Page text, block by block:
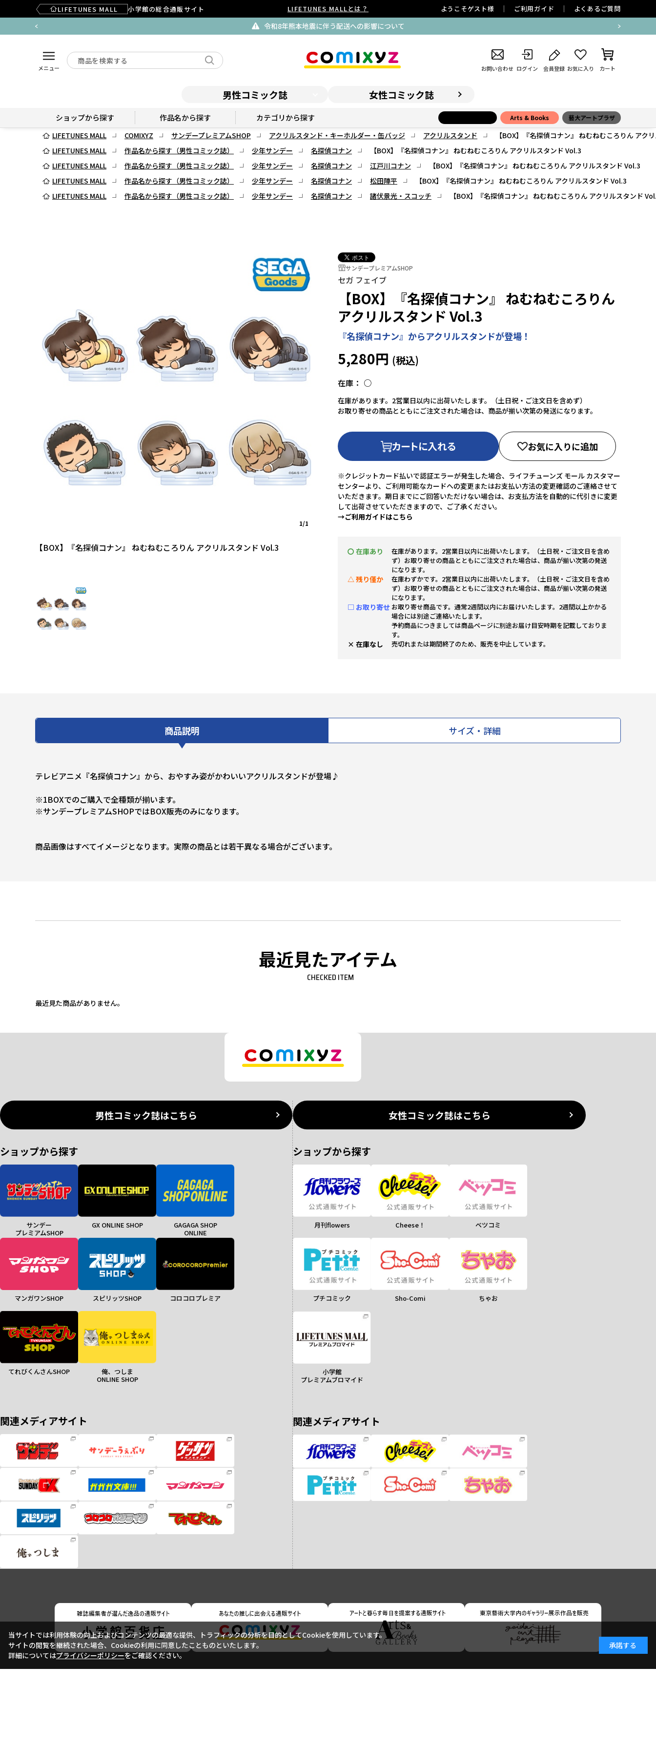
LIFETUNES MALL 小学館の総合通販サイト LIFETUNES MALLとは？ ようこそゲスト様 ご利用ガイド よくあるご質問
令和8年熊本地震に伴う配送への影響について
メニュー お問い合わせ ログイン 会員登録 お気に入り カート
男性コミック誌 女性コミック誌
ショップから探す 作品名から探す カテゴリから探す Arts & Books 藝大アートプラザ
LIFETUNES MALL COMIXYZ サンデープレミアムSHOP アクリルスタンド・キーホルダー・缶バッジ アクリルスタンド
【BOX】『名探偵コナン』 ねむねむころりん アク
LIFETUNES MALL
作品名から探す（男性コミック誌） 少年サンデー 名探偵コナン
【BOX】『名探偵コナン』 ねむねむころりん アクリルスタンド Vol.3
LIFETUNES MALL
作品名から探す（男性コミック誌） 少年サンデー 名探偵コナン 江戸川コナン
【BOX】『名探偵コナン』 ねむねむころりん アクリルスタンド Vol.3
LIFETUNES MALL
作品名から探す（男性コミック誌） 少年サンデー 名探偵コナン 松田陣平
【BOX】『名探偵コナン』 ねむねむころりん アクリルスタンド Vol.3
LIFETUNES MALL
作品名から探す（男性コミック誌） 少年サンデー 名探偵コナン 諸伏景光・スコッチ 【BOX】『名探偵コナン』 ねむねむころりん アクリルスタンド
サンデープレミアムSHOP
【BOX】『名探偵コナン』 ねむねむころりん アクリルスタンド Vol.3
1/1
サンデープレミアムSHOP
セガ フェイブ
【BOX】『名探偵コナン』 ねむねむころりん
アクリルスタンド Vol.3
『名探偵コナン』からアクリルスタンドが登場！
5,280円
在庫： ○
在庫があります。2営業日以内に出荷いたします。（土日祝・ご注文日を含めず）
お取り寄せの商品とともにご注文された場合は、商品が揃い次第の発送になります。
カートに入れる お気に入りに追加
※クレジットカード払いで認証エラーが発生した場合、ライフチューンズ モール カスタマー
センターより、ご利用可能なカードへの変更またはお支払い方法の変更確認のご連絡させて
いただきます。期日までにご回答いただけない場合は、お支払方法を自動的に代引きに変更
して出荷させていただきますので、ご了承ください。
→ご利用ガイドはこちら
〇 在庫あり
在庫があります。2営業日以内に出荷いたします。（土日祝・ご注文日を含め
ず）お取り寄せの商品とともにご注文された場合は、商品が揃い次第の発送
になります。
△ 残り僅か
在庫わずかです。2営業日以内に出荷いたします。（土日祝・ご注文日を含め
ず）お取り寄せの商品とともにご注文された場合は、商品が揃い次第の発送
になります。
□ お取り寄せ お取り寄せ商品です。通常2週間以内にお届けいたします。2週間以上かかる
場合には別途ご連絡いたします。
予約商品につきましては商品ページに別途お届け目安時期を記載しておりま
す。
× 在庫なし 売切れまたは期間終了のため、販売を中止しています。
商品説明 サイズ・詳細
テレビアニメ『名探偵コナン』から、おやすみ姿がかわいいアクリルスタンドが登場♪
※1BOXでのご購入で全種類が揃います。
※サンデープレミアムSHOPではBOX販売のみになります。
商品画像はすべてイメージとなります。実際の商品とは若干異なる場合がございます。
最近見たアイテム
CHECKED ITEM
最近見た商品がありません。
男性コミック誌はこちら
ショップから探す
サンデー
プレミアムSHOP
GX ONLINE SHOP
GAGAGA SHOP
ONLINE
マンガワンSHOP スピリッツSHOP コロコロプレミア
てれびくんさんSHOP
俺、つしま
ONLINE SHOP
関連メディアサイト
女性コミック誌はこちら
ショップから探す
月刊flowers Cheese！ ベツコミ
プチコミック Sho-Comi ちゃお
小学館
プレミアムブロマイド
関連メディアサイト
当サイトでは利用体験の向上およびコンテンツの最適な提供、トラフィックの分析を目的としてCookieを使用しています。
サイトの閲覧を継続された場合、Cookieの利用に同意したことものといたします。
詳細についてはプライバシーポリシーをご確認ください。
承諾する